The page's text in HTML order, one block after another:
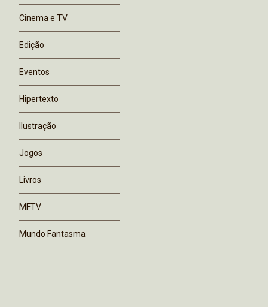
Cinema e TV
Edição
Eventos
Hipertexto
Ilustração
Jogos
Livros
MFTV
Mundo Fantasma